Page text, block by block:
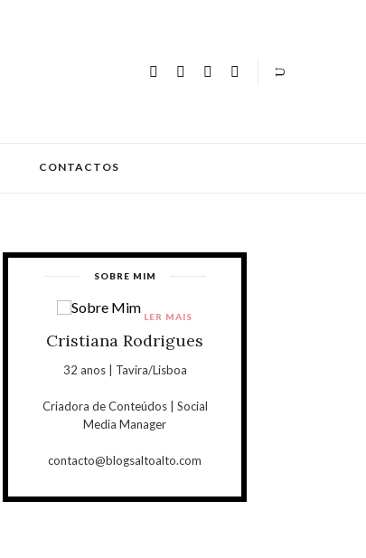
CONTACTOS
SOBRE MIM
Cristiana Rodrigues
32 anos | Tavira/Lisboa
Criadora de Conteúdos | Social
Media Manager
contacto@blogsaltoalto.com
LER MAIS